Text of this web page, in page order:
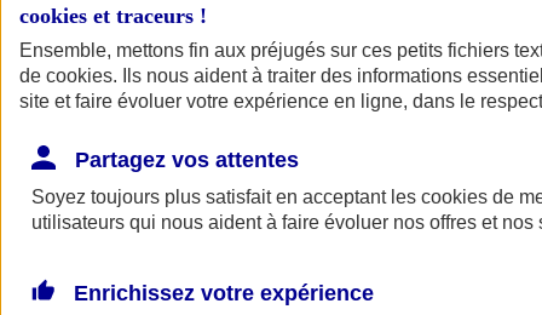
cookies et traceurs !
Ensemble, mettons fin aux préjugés sur ces petits fichiers
de cookies. Ils nous aident à traiter des informations
site et faire évoluer votre expérience en ligne, dans le
Partagez vos attentes
Soyez toujours plus satisfait en acceptant les cookies de
utilisateurs qui nous aident à faire évoluer nos offres et nos
Enrichissez votre expérience